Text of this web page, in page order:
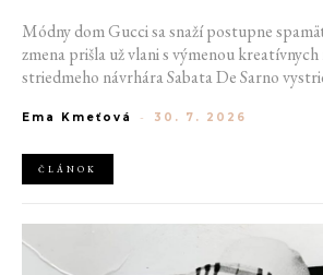
Módny dom Gucci sa snaží postupne
zmena prišla už vlani s výmenou
striedmeho návrhára Sabata De Sarno
rebrandingovej skladačky tak zostala
však teraz čaká potrebný refresh, a to vďaka
zmluve s úspešným konglomerátom L’Oréal.
Ema Kmeťová - 30. 7. 2026
ČLÁNOK